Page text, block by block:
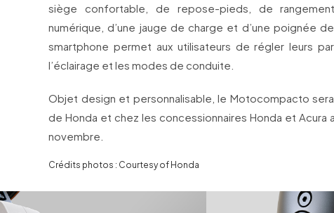
siège confortable, de repose-pieds, de
numérique, d’une jauge de charge et d’une poignée
smartphone permet aux utilisateurs de régler leurs
l’éclairage et les modes de conduite.
Objet design et personnalisable, le Motocompacto
de Honda et chez les concessionnaires Honda et Acura
novembre.
Crédits photos : Courtesy of Honda